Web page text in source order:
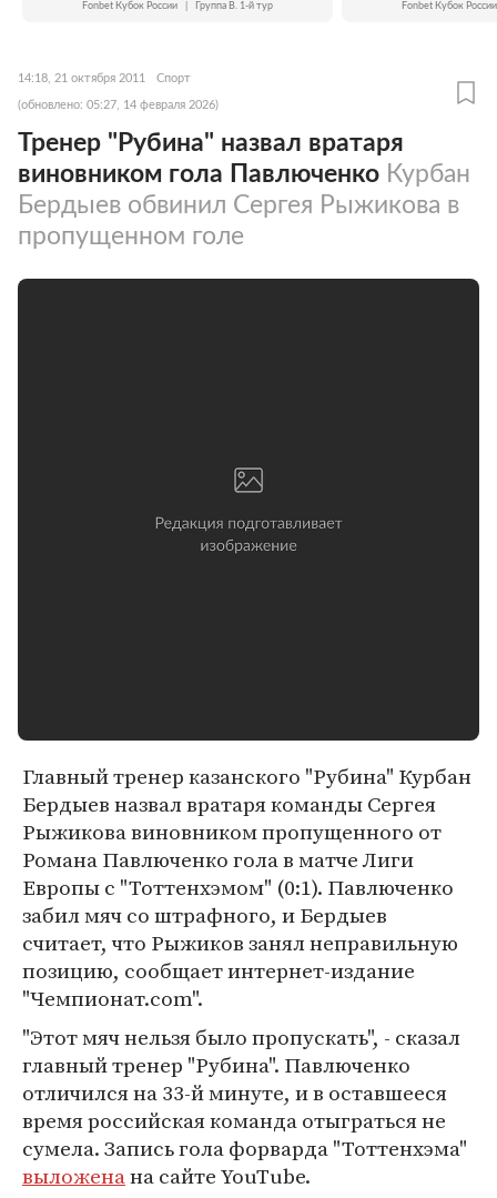
Fonbet Кубок России Группа B. 1-й тур Fonbet Кубок России
14:18, 21 октября 2011 Спорт
(обновлено: 05:27, 14 февраля 2026)
Тренер "Рубина" назвал вратаря
виновником гола Павлюченко Курбан
Бердыев обвинил Сергея Рыжикова в
пропущенном голе
Главный тренер казанского "Рубина" Курбан
Бердыев назвал вратаря команды Сергея
Рыжикова виновником пропущенного от
Романа Павлюченко гола в матче Лиги
Европы с "Тоттенхэмом" (0:1). Павлюченко
забил мяч со штрафного, и Бердыев
считает, что Рыжиков занял неправильную
позицию, сообщает интернет-издание
"Чемпионат.com".
"Этот мяч нельзя было пропускать", - сказал
главный тренер "Рубина". Павлюченко
отличился на 33-й минуте, и в оставшееся
время российская команда отыграться не
сумела. Запись гола форварда "Тоттенхэма"
выложенана сайте YouTube.